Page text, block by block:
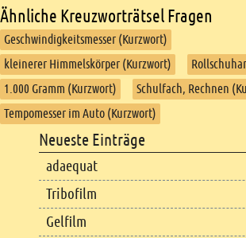
Ähnliche Kreuzworträtsel Fragen
Geschwindigkeitsmesser (Kurzwort)
kleinerer Himmelskörper (Kurzwort)
1.000 Gramm (Kurzwort)
Schulfach, Rechnen
Tempomesser im Auto (Kurzwort)
Footer content
Neueste Einträge
adaequat
Tribofilm
Gelfilm